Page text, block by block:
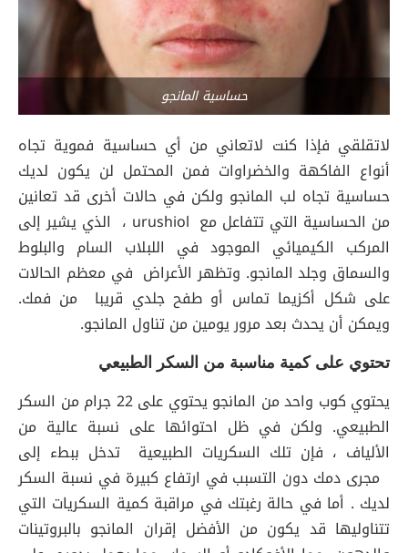
حساسية المانجو
لاتقلقي فإذا كنت لاتعاني من أي حساسية فموية تجاه
أنواع الفاكهة والخضراوات فمن المحتمل لن يكون لديك
حساسية تجاه لب المانجو ولكن في حالات أخرى قد تعانين
من الحساسية التي تتفاعل مع urushiol ، الذي يشير إلى
المركب الكيميائي الموجود في اللبلاب السام والبلوط
والسماق وجلد المانجو. وتظهر الأعراض في معظم الحالات
على شكل أكزيما تماس أو طفح جلدي قريبا من فمك.
ويمكن أن يحدث بعد مرور يومين من تناول المانجو.
تحتوي على كمية مناسبة من السكر الطبيعي
يحتوي كوب واحد من المانجو يحتوي على 22 جرام من السكر
الطبيعي. ولكن في ظل احتوائها على نسبة عالية من
الألياف ، فإن تلك السكريات الطبيعية تدخل ببطء إلى
مجرى دمك دون التسبب في ارتفاع كبيرة في نسبة السكر
لديك . أما في حالة رغبتك في مراقبة كمية السكريات التي
تتناوليها قد يكون من الأفضل إقران المانجو بالبروتينات